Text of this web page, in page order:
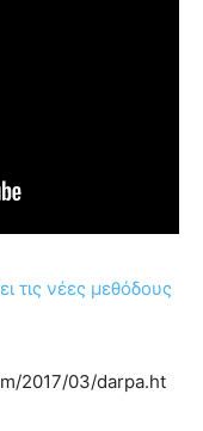
τις νέες μεθόδους
2017/03/darpa.ht